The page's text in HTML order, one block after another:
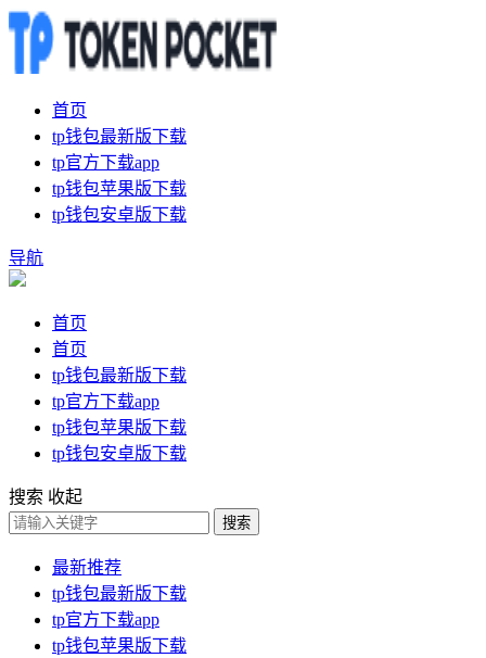
首页
tp钱包最新版下载
tp官方下载app
tp钱包苹果版下载
tp钱包安卓版下载
导航
首页
首页
tp钱包最新版下载
tp官方下载app
tp钱包苹果版下载
tp钱包安卓版下载
搜索 收起
搜索
最新推荐
tp钱包最新版下载
tp官方下载app
tp钱包苹果版下载